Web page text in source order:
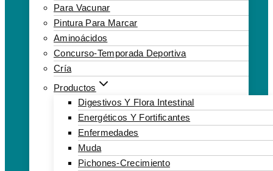
Para Vacunar
Pintura Para Marcar
Aminoácidos
Concurso-Temporada Deportiva
Cría
Productos
Digestivos Y Flora Intestinal
Energéticos Y Fortificantes
Enfermedades
Muda
Pichones-Crecimiento